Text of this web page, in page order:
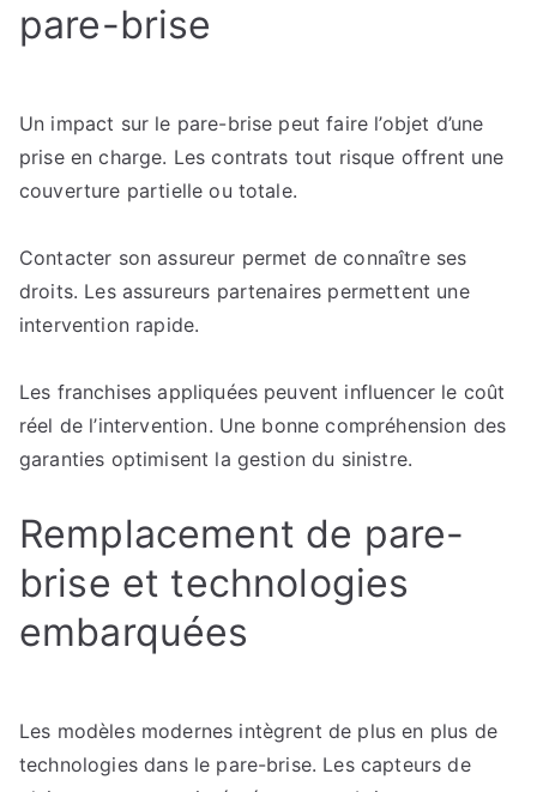
pare-brise
Un impact sur le pare-brise peut faire l’objet d’une
prise en charge. Les contrats tout risque offrent une
couverture partielle ou totale.
Contacter son assureur permet de connaître ses
droits. Les assureurs partenaires permettent une
intervention rapide.
Les franchises appliquées peuvent influencer le coût
réel de l’intervention. Une bonne compréhension des
garanties optimisent la gestion du sinistre.
Remplacement de pare-
brise et technologies
embarquées
Les modèles modernes intègrent de plus en plus de
technologies dans le pare-brise. Les capteurs de